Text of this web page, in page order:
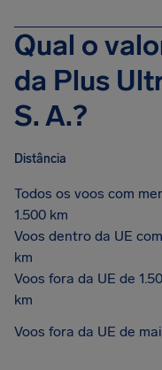
Qual o
da Plus
S. A.?
Distância
Todos os voos com
1.500 km
Voos dentro da UE
km
Voos fora da UE de
km
Voos fora da UE de